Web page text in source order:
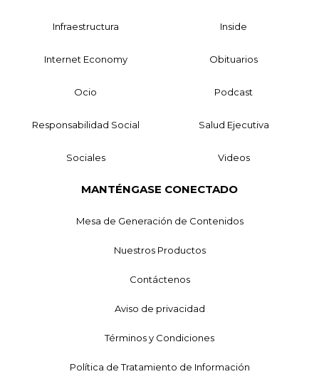
Infraestructura Inside
Internet Economy Obituarios
Ocio Podcast
Responsabilidad Social Salud Ejecutiva
Sociales Videos
MANTÉNGASE CONECTADO
Mesa de Generación de Contenidos
Nuestros Productos
Contáctenos
Aviso de privacidad
Términos y Condiciones
Política de Tratamiento de Información